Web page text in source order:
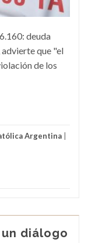
deuda
que "el
de los
Argentina
diálogo